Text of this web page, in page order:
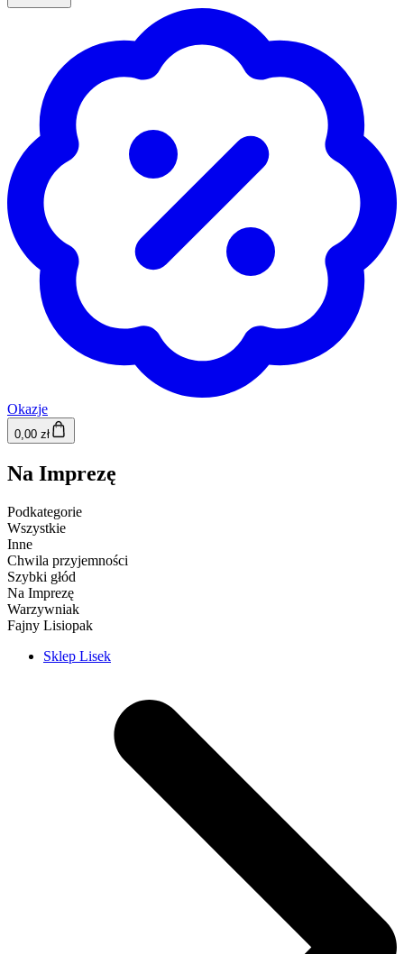
Okazje
0,00 zł
Na Imprezę
Podkategorie
Wszystkie
Inne
Chwila przyjemności
Szybki głód
Na Imprezę
Warzywniak
Fajny Lisiopak
Sklep Lisek